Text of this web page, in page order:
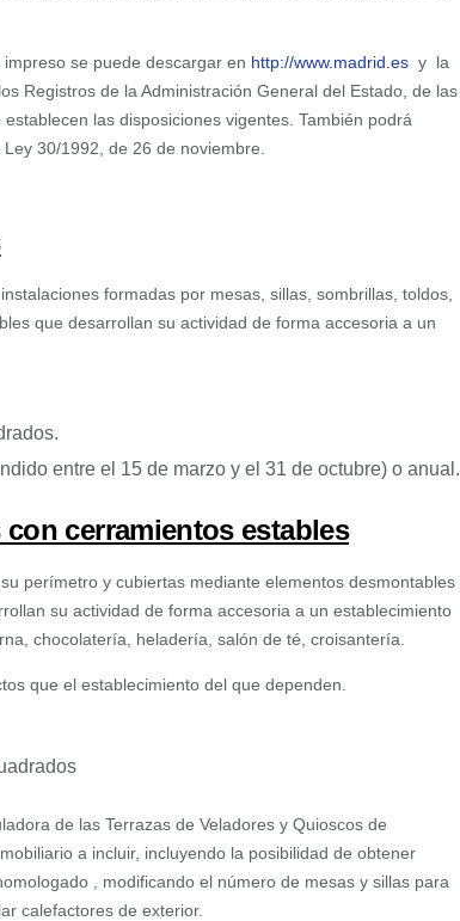
se puede descargar en http://www.madrid.es y la
Registros de la Administración General del Estado, de las
las disposiciones vigentes. También podrá
30/1992, de 26 de noviembre.
formadas por mesas, sillas, sombrillas, toldos,
que desarrollan su actividad de forma accesoria a un
entre el 15 de marzo y el 31 de octubre) o anual.
cerramientos estables
perímetro y cubiertas mediante elementos desmontables
su actividad de forma accesoria a un establecimiento
chocolatería, heladería, salón de té, croisantería.
que el establecimiento del que dependen.
de las Terrazas de Veladores y Quioscos de
a incluir, incluyendo la posibilidad de obtener
, modificando el número de mesas y sillas para
calefactores de exterior.